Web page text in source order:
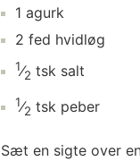
1 agurk
2 fed hvidløg
1⁄2 tsk salt
1⁄2 tsk peber
Sæt en sigte over